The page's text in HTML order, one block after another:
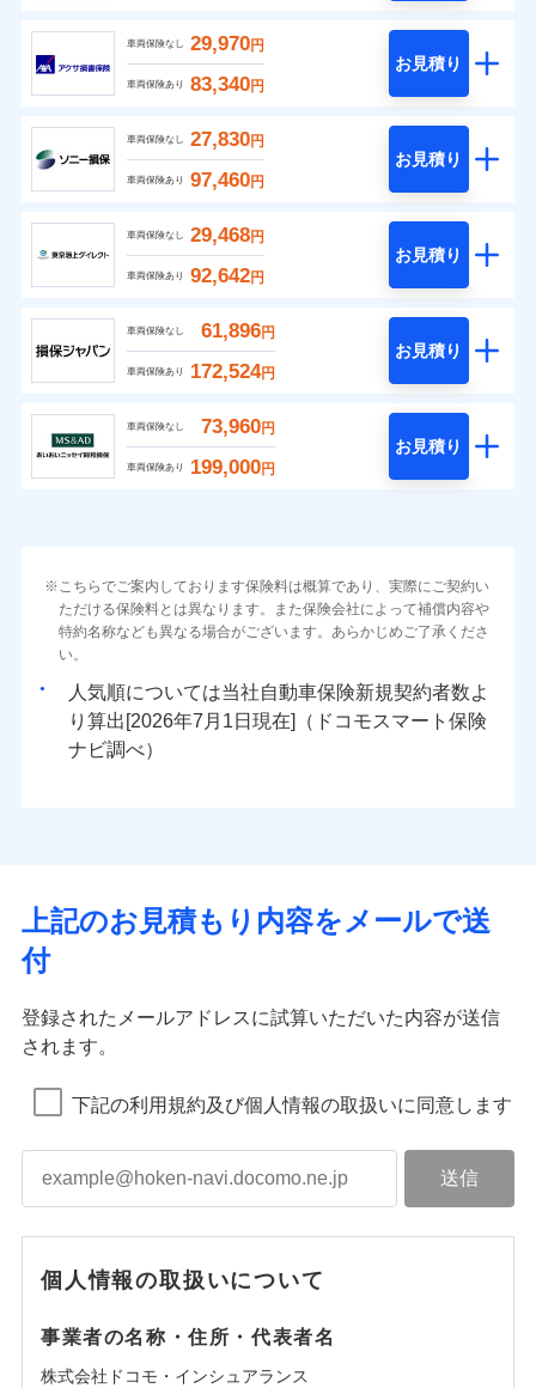
車両保険なし 29,970円
車両保険あり 83,340円
お見積り
車両保険なし 27,830円
車両保険あり 97,460円
お見積り
車両保険なし 29,468円
車両保険あり 92,642円
お見積り
車両保険なし 61,896円
車両保険あり 172,524円
お見積り
車両保険なし 73,960円
車両保険あり 199,000円
お見積り
こちらでご案内しております保険料は概算であり、実際にご契約い
ただける保険料とは異なります。また保険会社によって補償内容や
特約名称なども異なる場合がございます。あらかじめご了承くださ
い。
人気順については当社
新規契約者数よ
り算出[
年 月
日現在]（ドコモスマート保険
ナビ調べ）
上記のお見積もり内容をメールで送
付
登録されたメールアドレスに試算いただいた内容が送信
されます。
下記の利用規約及び個人情報の取扱いに同意します
個人情報の取扱いについて
事業者の名称・住所・代表者名
株式会社ドコモ・インシュアランス